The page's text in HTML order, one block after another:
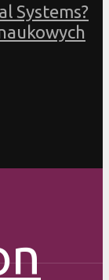
Systems?